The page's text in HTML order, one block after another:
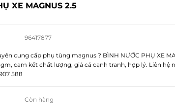
XE MAGNUS 2.5
96417877
cung cấp phụ tùng magnus ? BÌNH NƯỚC PHỤ XE
cam kết chất lượng, giá cả cạnh tranh, hợp lý. Liên hệ
588
Còn hàng